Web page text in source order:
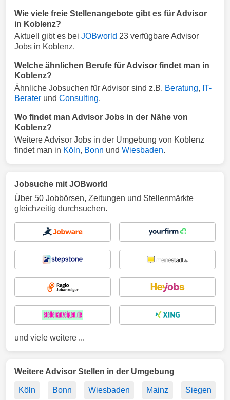
Wie viele freie Stellenangebote gibt es für Advisor
in Koblenz?
Aktuell gibt es bei JOBworld 23 verfügbare Advisor
Jobs in Koblenz.
Welche ähnlichen Berufe für Advisor findet man in
Koblenz?
Ähnliche Jobsuchen für Advisor sind z.B. Beratung, IT-
Berater und Consulting.
Wo findet man Advisor Jobs in der Nähe von
Koblenz?
Weitere Advisor Jobs in der Umgebung von Koblenz
findet man in Köln, Bonn und Wiesbaden.
Jobsuche mit JOBworld
Über 50 Jobbörsen, Zeitungen und Stellenmärkte
gleichzeitig durchsuchen.
und viele weitere ...
Weitere Advisor Stellen in der Umgebung
Köln Bonn Wiesbaden Mainz Siegen